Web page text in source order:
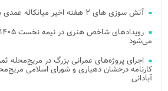
آتش‌ سوزی‌ های ۲ هفته اخیر میانکاله عمدی بود
می‌شود
اجرای پروژه‌های عمرانی بزرگ در مریج‌محله
کارنامه درخشان دهیاری و شورای اسلامی
آبادانی